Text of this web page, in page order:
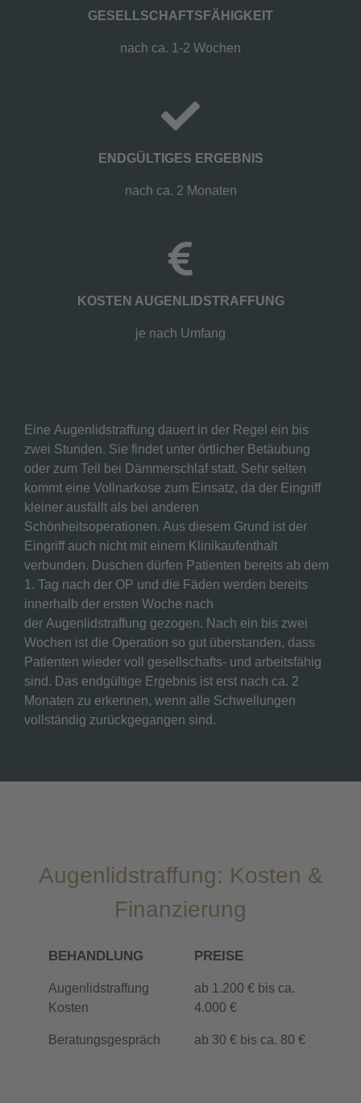
GESELLSCHAFTSFÄHIGKEIT
nach ca. 1-2 Wochen
ENDGÜLTIGES ERGEBNIS
nach ca. 2 Monaten
KOSTEN AUGENLIDSTRAFFUNG
je nach Umfang
Eine Augenlidstraffung dauert in der Regel ein bis
zwei Stunden. Sie findet unter örtlicher Betäubung
oder zum Teil bei Dämmerschlaf statt. Sehr selten
kommt eine Vollnarkose zum Einsatz, da der Eingriff
kleiner ausfällt als bei anderen
Schönheitsoperationen. Aus diesem Grund ist der
Eingriff auch nicht mit einem Klinikaufenthalt
verbunden. Duschen dürfen Patienten bereits ab dem
1. Tag nach der OP und die Fäden werden bereits
innerhalb der ersten Woche nach
der Augenlidstraffung gezogen. Nach ein bis zwei
Wochen ist die Operation so gut überstanden, dass
Patienten wieder voll gesellschafts- und arbeitsfähig
sind. Das endgültige Ergebnis ist erst nach ca. 2
Monaten zu erkennen, wenn alle Schwellungen
vollständig zurückgegangen sind.
Augenlidstraffung: Kosten &
Finanzierung
BEHANDLUNG PREISE
Augenlidstraffung
Kosten
ab 1.200 € bis ca.
4.000 €
Beratungsgespräch ab 30 € bis ca. 80 €